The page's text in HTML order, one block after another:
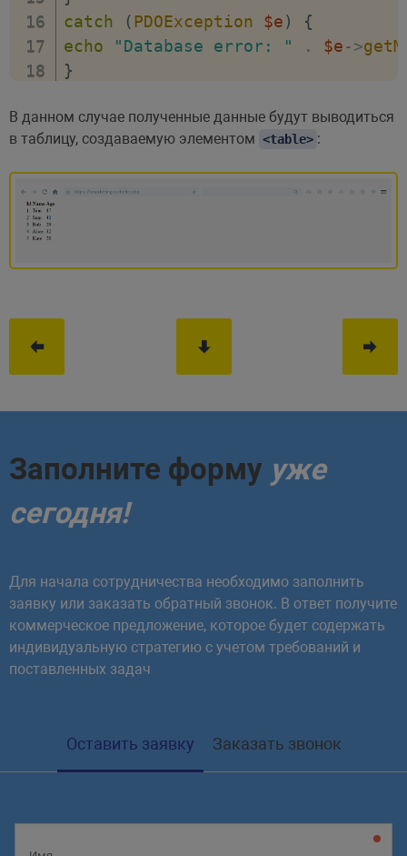
catch
(PDOException $e)
{
echo
"Database error: " . $e->
}
В данном случае полученные данные будут выводиться
в таблицу, создаваемую элементом <table> :
Заполните форму уже
сегодня!
Для начала сотрудничества необходимо заполнить
заявку или заказать обратный звонок. В ответ получите
коммерческое предложение, которое будет содержать
индивидуальную стратегию с учетом требований и
поставленных задач
Оставить заявку Заказать звонок